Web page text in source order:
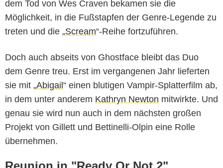
dem Tod von Wes Craven bekamen sie die
Möglichkeit, in die Fußstapfen der Genre-Legende zu
treten und die „Scream“-Reihe fortzuführen.
Doch auch abseits von Ghostface bleibt das Duo
dem Genre treu. Erst im vergangenen Jahr lieferten
sie mit „Abigail“ einen blutigen Vampir-Splatterfilm ab,
in dem unter anderem Kathryn Newton mitwirkte. Und
genau sie wird nun auch in dem nächsten großen
Projekt von Gillett und Bettinelli-Olpin eine Rolle
übernehmen.